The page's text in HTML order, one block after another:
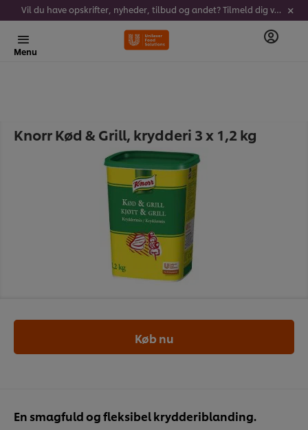
Vil du have opskrifter, nyheder, tilbud og andet? Tilmeld dig vores nyhedsbrev!
Menu
Knorr Kød & Grill, krydderi 3 x 1,2 kg
En smagfuld og fleksibel krydderiblanding.
Køb nu